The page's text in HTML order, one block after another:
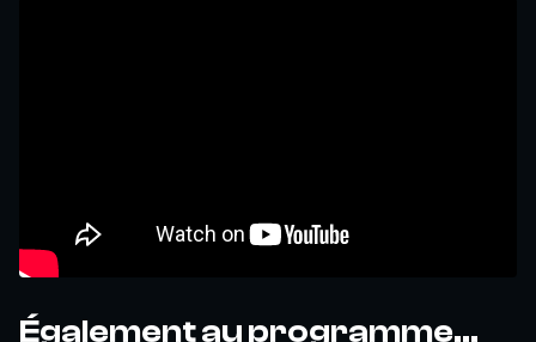
Également au programme...